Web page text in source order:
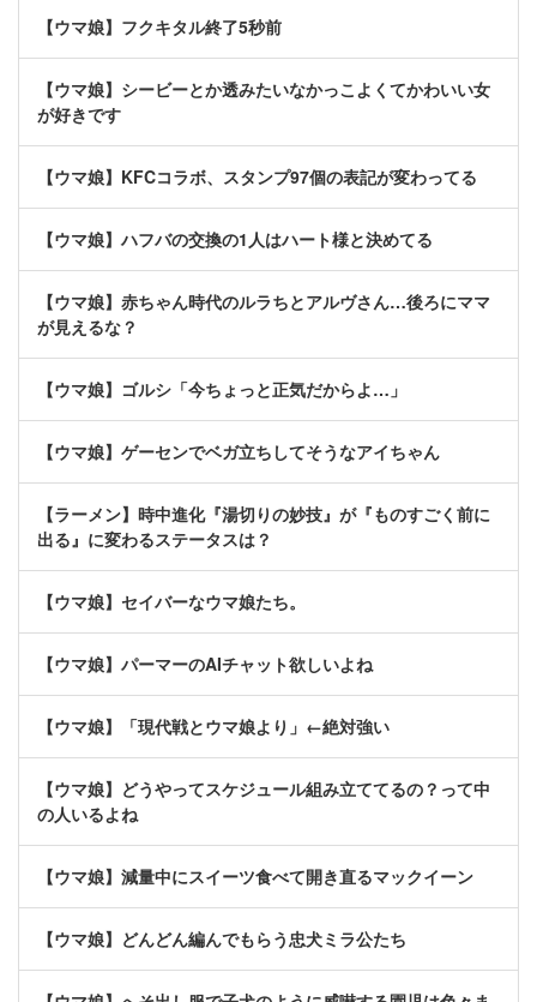
【ウマ娘】フクキタル終了5秒前
【ウマ娘】シービーとか透みたいなかっこよくてかわいい女
が好きです
【ウマ娘】KFCコラボ、スタンプ97個の表記が変わってる
【ウマ娘】ハフバの交換の1人はハート様と決めてる
【ウマ娘】赤ちゃん時代のルラちとアルヴさん…後ろにママ
が見えるな？
【ウマ娘】ゴルシ「今ちょっと正気だからよ…」
【ウマ娘】ゲーセンでベガ立ちしてそうなアイちゃん
【ラーメン】時中進化『湯切りの妙技』が『ものすごく前に
出る』に変わるステータスは？
【ウマ娘】セイバーなウマ娘たち。
【ウマ娘】パーマーのAIチャット欲しいよね
【ウマ娘】「現代戦とウマ娘より」←絶対強い
【ウマ娘】どうやってスケジュール組み立ててるの？って中
の人いるよね
【ウマ娘】減量中にスイーツ食べて開き直るマックイーン
【ウマ娘】どんどん編んでもらう忠犬ミラ公たち